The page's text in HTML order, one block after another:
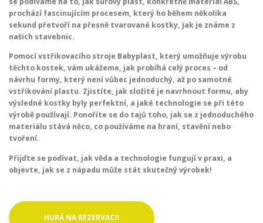
prochází fascinujícím procesem, který ho během několika
sekund přetvoří na přesně tvarované kostky, jak je známe z
našich stavebnic.
Pomocí vstřikovacího stroje Babyplast, který umožňuje výrobu
těchto kostek, vám ukážeme, jak probíhá celý proces – od
návrhu formy, který není vůbec jednoduchý, až po samotné
vstřikování plastu. Zjistíte, jak složité je navrhnout formu, aby
výsledné kostky byly perfektní, a jaké technologie se při této
výrobě používají. Ponoříte se do tajů toho, jak se z jednoduchého
materiálu stává něco, co používáme na hraní, stavění nebo
tvoření.
Přijďte se podívat, jak věda a technologie fungují v praxi, a
objevte, jak se z nápadu může stát skutečný výrobek!
HURÁ NA REZERVACI!